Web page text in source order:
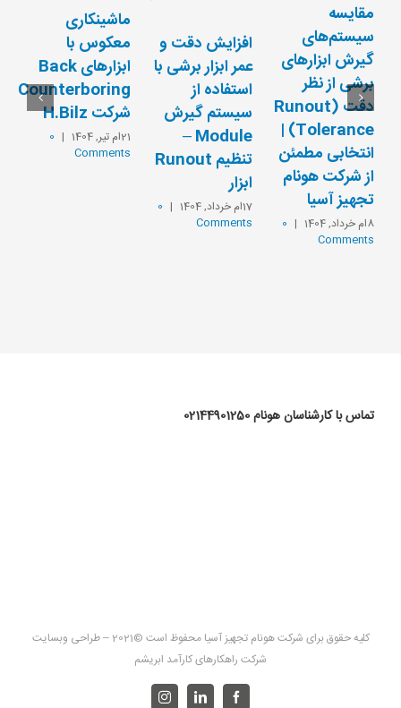
ماشینکاری
معکوس با
ابزارهای Back
Counterboring
شرکت H.Bilz
21ام تیر, 1404 |
0
Comments
افزایش دقت و
عمر ابزار برشی با
استفاده از
سیستم گیرش
Module –
تنظیم Runout
ابزار
17ام خرداد, 1404 |
0
Comments
مقایسه
سیستم‌های
گیرش ابزارهای
برشی از نظر
دقت (Runout
Tolerance) |
انتخابی مطمئن
از شرکت هونام
تجهیز آسیا
8ام خرداد, 1404 |
0
Comments
تماس با کارشناسان هونام 02144901250
کلیه حقوق برای شرکت هونام تجهیز آسیا محفوظ است ©2021
– طراحی وبسایت
شرکت راهکارهای کارآمد ابریشم
Facebook
LinkedIn
Instagram